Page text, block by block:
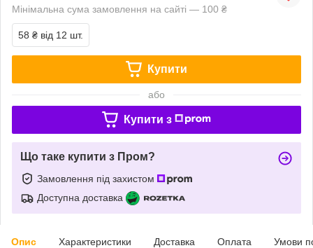
Мінімальна сума замовлення на сайті — 100 ₴
58 ₴ від 12 шт.
Купити
або
Купити з
Що таке купити з Пром?
Замовлення під захистом
Доступна доставка
Опис Характеристики Доставка Оплата Умови